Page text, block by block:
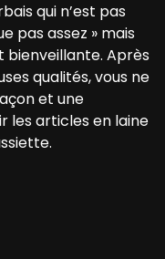
qui n’est pas
pas assez » mais
bienveillante. Après
qualités, vous ne
et une
les articles en laine